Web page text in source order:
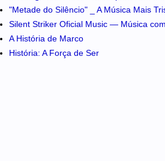
"Metade do Silêncio" _ A Música Mais
Silent Striker Oficial Music — Música
A História de Marco
História: A Força de Ser